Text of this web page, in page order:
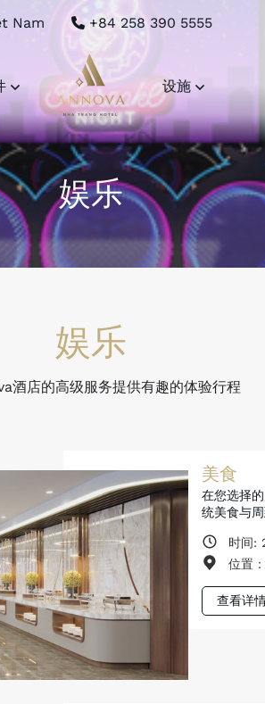
设施
Nam +84 258 390 5555
娱乐
娱乐
酒店的高级服务提供有趣的体验行程
美食
在您选择
统美食与周
时间:
位置
查看详